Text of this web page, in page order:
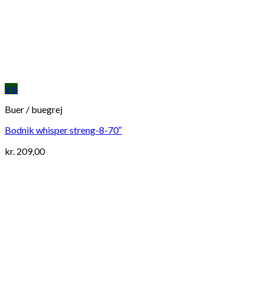
Vis
Buer / buegrej
Bodnik whisper streng-8-70″
kr. 209,00